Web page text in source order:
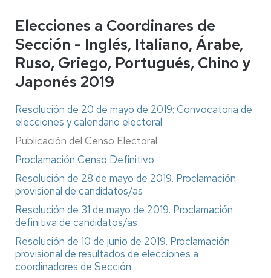
Elecciones a Coordinares de
Sección - Inglés, Italiano, Árabe,
Ruso, Griego, Portugués, Chino y
Japonés 2019
Resolución de 20 de mayo de 2019: Convocatoria de
elecciones y calendario electoral
Publicación del Censo Electoral
Proclamación Censo Definitivo
Resolución de 28 de mayo de 2019. Proclamación
provisional de candidatos/as
Resolución de 31 de mayo de 2019. Proclamación
definitiva de candidatos/as
Resolución de 10 de junio de 2019. Proclamación
provisional de resultados de elecciones a
coordinadores de Sección